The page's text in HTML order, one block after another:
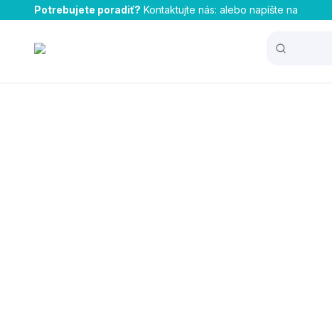
Potrebujete poradiť? Kontaktujte nás: alebo napíšte na